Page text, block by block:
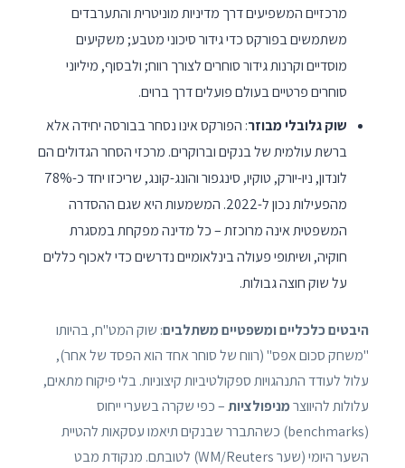
מרכזיים המשפיעים דרך מדיניות מוניטרית והתערבדים
משתמשים בפורקס כדי גידור סיכוני מטבע; משקיעים
מוסדיים וקרנות גידור סוחרים לצורך רווח; ולבסוף, מיליוני
סוחרים פרטיים בעולם פועלים דרך ברוים.
שוק גלובלי מבוזר: הפורקס אינו נסחר בבורסה יחידה אלא
ברשת עולמית של בנקים וברוקרים. מרכזי הסחר הגדולים הם
לונדון, ניו-יורק, טוקיו, סינגפור והונג-קונג, שריכזו יחד כ-78%
מהפעילות נכון ל-2022. המשמעות היא שגם ההסדרה
המשפטית אינה מרוכזת – כל מדינה מפקחת במסגרת
חוקיה, ושיתופי פעולה בינלאומיים נדרשים כדי לאכוף כללים
על שוק חוצה גבולות.
היבטים כלכליים ומשפטיים משתלבים: שוק המט"ח, בהיותו
"משחק סכום אפס" (רווח של סוחר אחד הוא הפסד של אחר),
עלול לעודד התנהגויות ספקולטיביות קיצוניות. בלי פיקוח מתאים,
עלולות להיווצרמניפולציות– כפי שקרה בשערי ייחוס
(benchmarks) כשהתברר שבנקים תיאמו עסקאות להטיית
השער היומי (שער WM/Reuters) לטובתם. מנקודת מבט